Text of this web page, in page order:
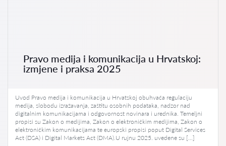
Pravo medija i komunikacija u Hrvatskoj:
izmjene i praksa 2025
Uvod Pravo medija i komunikacija u Hrvatskoj obuhvaća regulaciju
medija, slobodu izražavanja, zaštitu osobnih podataka, nadzor nad
digitalnim komunikacijama i odgovornost novinara i urednika. Temeljni
propisi su Zakon o medijima, Zakon o elektroničkim medijima, Zakon o
elektroničkim komunikacijama te europski propisi poput Digital Services
Act (DSA) i Digital Markets Act (DMA).U rujnu 2025. uvedene su […]